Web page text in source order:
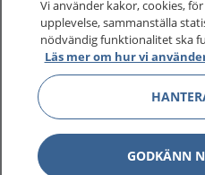
På 1177.se får du råd om
sjukdomar och vilka
Logga in för att läsa din
vårdärenden. Ring
sjukvårdsrådgivning
1177 ger dig råd när du vill
Vi använder kakor, cookies,
upplevelse, sammanställa
nödvändig funktionalitet ska
Läs mer om hur vi
GODKÄNN